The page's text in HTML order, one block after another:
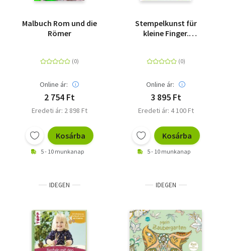
Malbuch Rom und die
Römer
Online ár:
2 754 Ft
Eredeti ár: 2 898 Ft
Kosárba
5 - 10 munkanap
Stempelkunst für
kleine Finger.
Kinder ab 3 Jahren mit
Online ár:
3 895 Ft
Eredeti ár: 4 100 Ft
Kosárba
5 - 10 munkanap
IDEGEN IDEGEN